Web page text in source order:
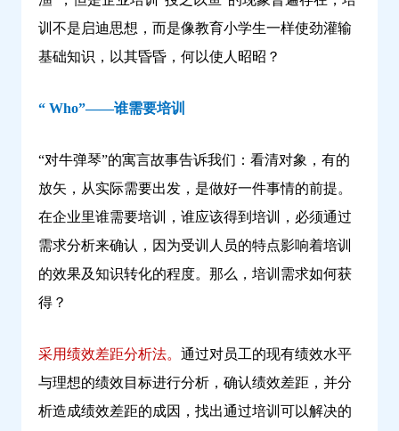
训不是启迪思想，而是像教育小学生一样使劲灌输
基础知识，以其昏昏，何以使人昭昭？
“ Who”——谁需要培训
“对牛弹琴”的寓言故事告诉我们：看清对象，有的
放矢，从实际需要出发，是做好一件事情的前提。
在企业里谁需要培训，谁应该得到培训，必须通过
需求分析来确认，因为受训人员的特点影响着培训
的效果及知识转化的程度。那么，培训需求如何获
得？
采用绩效差距分析法。 通过对员工的现有绩效水平
与理想的绩效目标进行分析，确认绩效差距，并分
析造成绩效差距的成因，找出通过培训可以解决的